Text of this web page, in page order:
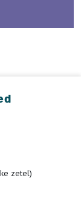
zetel)